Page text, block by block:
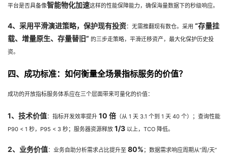
平台是否具备像智能物化加速这样的性能保障能力，确保海量数据下的秒级响应。
4、采用平滑演进策略，保护现有投资：无需推翻现有数仓。采用 “存量挂
载、增量原生、存量替旧” 的三步走策略，平滑迁移资产，最大化保护历史投
资。
四、成功标准：如何衡量全场景指标服务的价值？
成功的开放指标服务体系应在三个层面带来可量化的价值：
1、技术价值：指标开发效率提升 10 倍 （从 1 天 3.1 个到 1 天 40 个）；查询性能
P90 < 1 秒，P95 < 3 秒；服务器资源释放 1/3 以上，TCO 降低。
2、业务价值：业务自助分析需求占比提升至 80% ；数据需求响应周期从“周/天”